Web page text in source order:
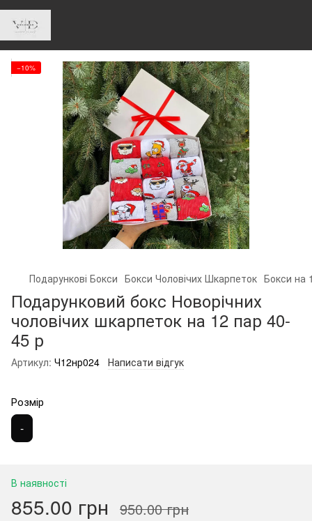
−10%
Подарункові Бокси Бокси Чоловічих Шкарпеток Бокси на
Подарунковий бокс Новорічних
чоловічих шкарпеток на 12 пар 40-
45 р
Артикул: Ч12нр024 Написати відгук
Розмір
-
В наявності
855.00 грн 950.00 грн